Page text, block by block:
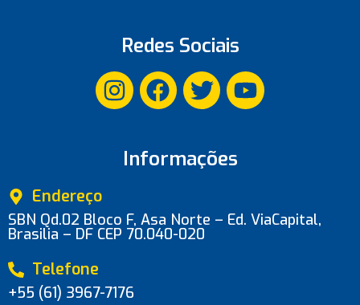
Redes Sociais
Informações
Endereço
SBN Qd.02 Bloco F, Asa Norte – Ed. ViaCapital,
Brasilia – DF CEP 70.040-020
Telefone
+55 (61) 3967-7176